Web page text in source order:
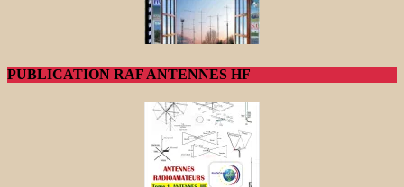
PUBLICATION RAF ANTENNES HF